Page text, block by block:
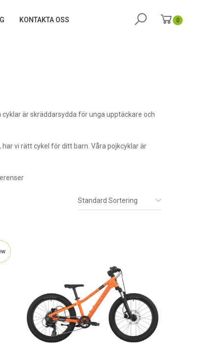
KONTAKTA OSS 0
är skräddarsydda för unga upptäckare och
vi rätt cykel för ditt barn. Våra pojkcyklar är
Standard Sortering